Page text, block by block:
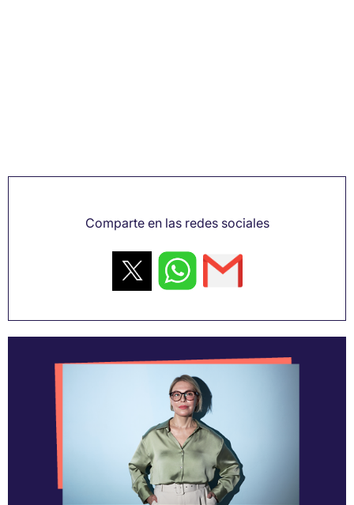
Comparte en las redes sociales